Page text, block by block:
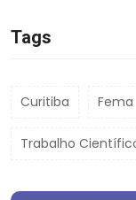
Tags
Curitiba Fema
Trabalho